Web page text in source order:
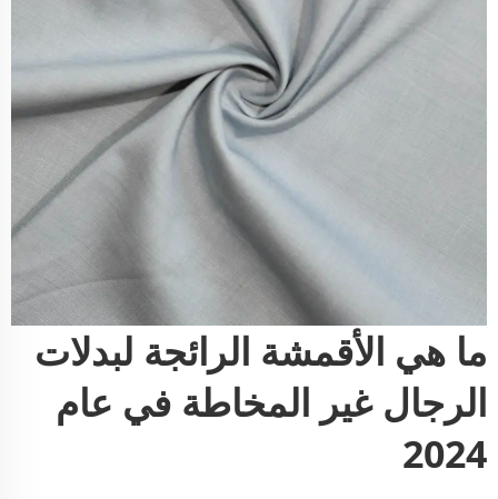
ما هي الأقمشة الرائجة لبدلات
الرجال غير المخاطة في عام
2024